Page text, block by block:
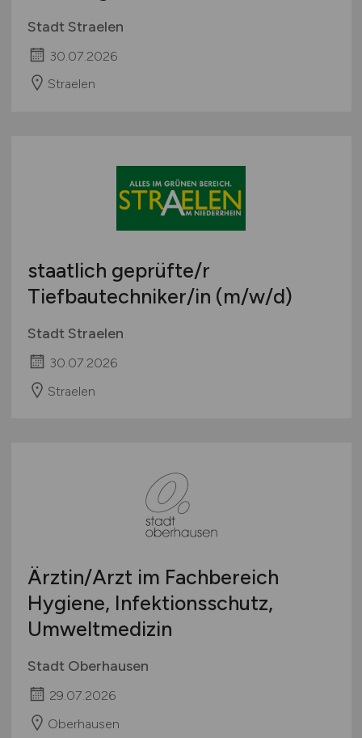
Stadt Straelen
30.07.2026
Straelen
staatlich geprüfte/r
Tiefbautechniker/in (m/w/d)
Stadt Straelen
30.07.2026
Straelen
Ärztin/Arzt im Fachbereich
Hygiene, Infektionsschutz,
Umweltmedizin
Stadt Oberhausen
29.07.2026
Oberhausen